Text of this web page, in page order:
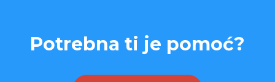
Potrebna ti je pomoć?